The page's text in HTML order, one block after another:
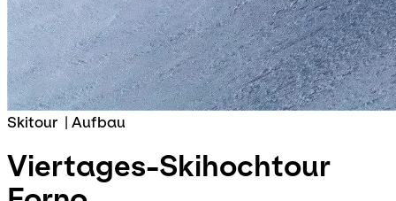
Skitour | Aufbau
Viertages-Skihochtour